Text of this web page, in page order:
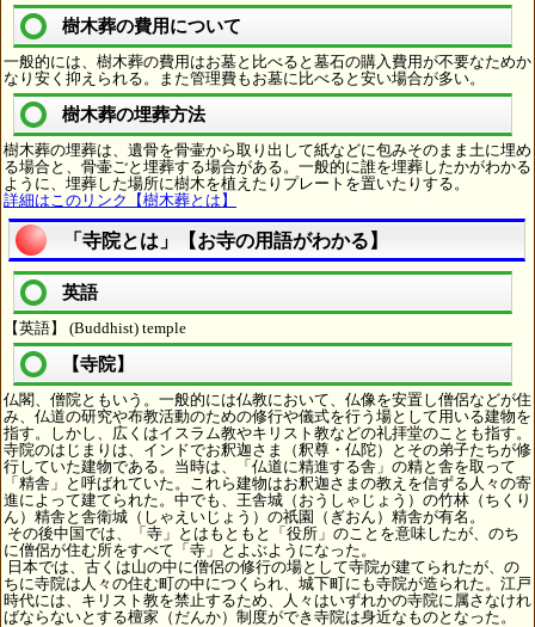
樹木葬の費用について
一般的には、樹木葬の費用はお墓と比べると墓石の購入費用が不要なためか
なり安く抑えられる。また管理費もお墓に比べると安い場合が多い。
樹木葬の埋葬方法
樹木葬の埋葬は、遺骨を骨壷から取り出して紙などに包みそのまま土に埋め
る場合と、骨壷ごと埋葬する場合がある。一般的に誰を埋葬したかがわかる
ように、埋葬した場所に樹木を植えたりプレートを置いたりする。
詳細はこのリンク【樹木葬とは】
「寺院とは」【お寺の用語がわかる】
英語
【英語】 (Buddhist) temple
【寺院】
仏閣、僧院ともいう。一般的には仏教において、仏像を安置し僧侶などが住
み、仏道の研究や布教活動のための修行や儀式を行う場として用いる建物を
指す。しかし、広くはイスラム教やキリスト教などの礼拝堂のことも指す。
寺院のはじまりは、インドでお釈迦さま（釈尊・仏陀）とその弟子たちが修
行していた建物である。当時は、「仏道に精進する舎」の精と舎を取って
「精舎」と呼ばれていた。これら建物はお釈迦さまの教えを信ずる人々の寄
進によって建てられた。中でも、王舎城（おうしゃじょう）の竹林（ちくり
ん）精舎と舎衛城（しゃえいじょう）の祇園（ぎおん）精舎が有名。
その後中国では、「寺」とはもともと「役所」のことを意味したが、のち
に僧侶が住む所をすべて「寺」とよぶようになった。
日本では、古くは山の中に僧侶の修行の場として寺院が建てられたが、の
ちに寺院は人々の住む町の中につくられ、城下町にも寺院が造られた。江戸
時代には、キリスト教を禁止するため、人々はいずれかの寺院に属さなけれ
ばならないとする檀家（だんか）制度ができ寺院は身近なものとなった。